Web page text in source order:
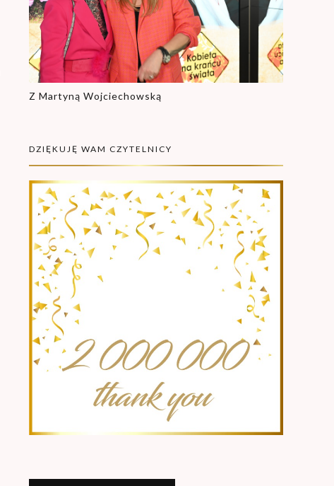
Z Martyną Wojciechowską
DZIĘKUJĘ WAM CZYTELNICY